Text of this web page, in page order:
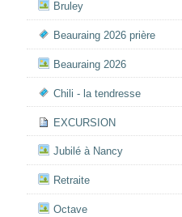
Bruley
Beauraing 2026 prière
Beauraing 2026
Chili - la tendresse
EXCURSION
Jubilé à Nancy
Retraite
Octave